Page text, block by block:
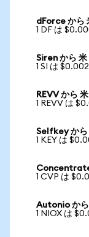
dForce から
1 DF は
Siren から 米
1 SI は
REVV から
1 REVV は
Selfkey から
1 KEY は
1 CVP は
Autonio か
1 NIOX は